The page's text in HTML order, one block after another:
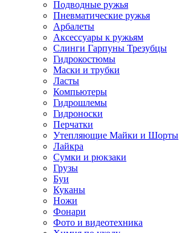
Подводные ружья
Пневматические ружья
Арбалеты
Аксессуары к ружьям
Слинги Гарпуны Трезубцы
Гидрокостюмы
Маски и трубки
Ласты
Компьютеры
Гидрошлемы
Гидроноски
Перчатки
Утепляющие Майки и Шорты
Лайкра
Сумки и рюкзаки
Грузы
Буи
Куканы
Ножи
Фонари
Фото и видеотехника